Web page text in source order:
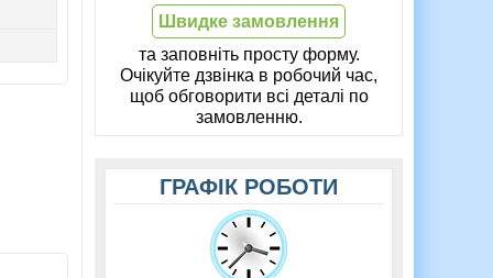
Швидке замовлення
та заповніть просту форму.
Очікуйте дзвінка в робочий час,
щоб обговорити всі деталі по
замовленню.
ГРАФІК РОБОТИ